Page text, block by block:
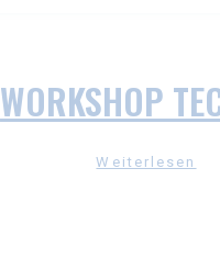
WORKSHOP
Weiterlesen